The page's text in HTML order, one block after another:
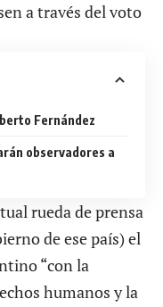
a través del voto
Fernández
observadores a
rueda de prensa
de ese país) el
“con la
humanos y la